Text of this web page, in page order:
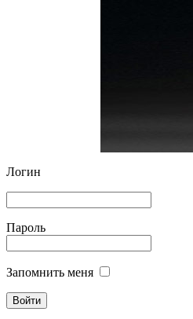
Логин
Пароль
Запомнить меня